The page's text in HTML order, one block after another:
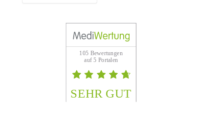
105 Bewertungen
auf 5 Portalen
SEHR GUT